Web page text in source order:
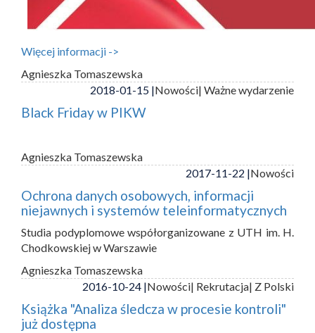
Więcej informacji ->
Agnieszka Tomaszewska
2018-01-15 |Nowości| Ważne wydarzenie
Black Friday w PIKW
Agnieszka Tomaszewska
2017-11-22 |Nowości
Ochrona danych osobowych, informacji
niejawnych i systemów teleinformatycznych
Studia podyplomowe współorganizowane z UTH im. H.
Chodkowskiej w Warszawie
Agnieszka Tomaszewska
2016-10-24 |Nowości| Rekrutacja| Z Polski
Książka "Analiza śledcza w procesie kontroli"
już dostępna